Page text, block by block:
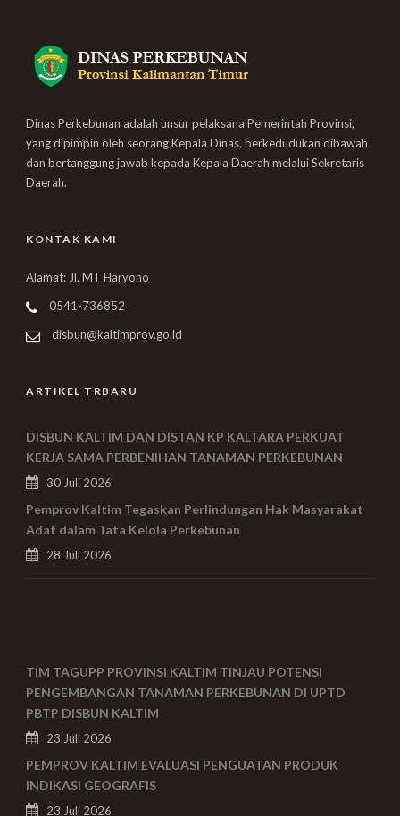
Dinas Perkebunan adalah unsur pelaksana Pemerintah Provinsi,
yang dipimpin oleh seorang Kepala Dinas, berkedudukan dibawah
dan bertanggung jawab kepada Kepala Daerah melalui Sekretaris
Daerah.
KONTAK KAMI
Alamat: Jl. MT Haryono
0541-736852
disbun@kaltimprov.go.id
ARTIKEL TRBARU
DISBUN KALTIM DAN DISTAN KP KALTARA PERKUAT
KERJA SAMA PERBENIHAN TANAMAN PERKEBUNAN
30 Juli 2026
Pemprov Kaltim Tegaskan Perlindungan Hak Masyarakat
Adat dalam Tata Kelola Perkebunan
28 Juli 2026
TIM TAGUPP PROVINSI KALTIM TINJAU POTENSI
PENGEMBANGAN TANAMAN PERKEBUNAN DI UPTD
PBTP DISBUN KALTIM
23 Juli 2026
PEMPROV KALTIM EVALUASI PENGUATAN PRODUK
INDIKASI GEOGRAFIS
23 Juli 2026